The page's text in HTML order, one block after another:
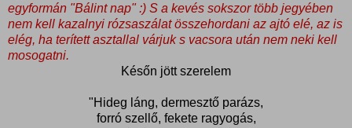
egyformán "Bálint nap" :) S a kevés sokszor több jegyében
nem kell kazalnyi rózsaszálat összehordani az ajtó elé, az is
elég, ha terített asztallal várjuk s vacsora után nem neki kell
mosogatni.
Későn jött szerelem
"Hideg láng, dermesztő parázs,
forró szellő, fekete ragyogás,